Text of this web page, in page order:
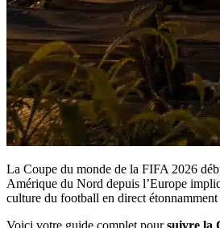
La Coupe du monde de la FIFA 2026
Amérique du Nord depuis l’Europe
culture du football en direct
Voici votre guide complet poursuivre la